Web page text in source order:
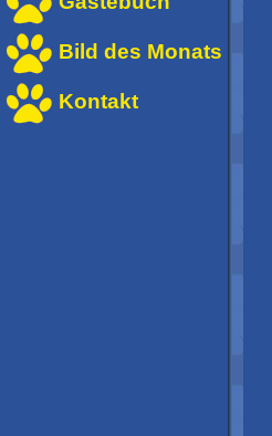
Bild des Monats
Kontakt